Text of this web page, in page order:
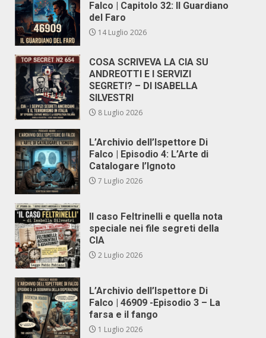
Falco | Capitolo 32: Il Guardiano
del Faro
14 Luglio 2026
COSA SCRIVEVA LA CIA SU
ANDREOTTI E I SERVIZI
SEGRETI? – DI ISABELLA
SILVESTRI
8 Luglio 2026
L’Archivio dell’Ispettore Di
Falco | Episodio 4: L’Arte di
Catalogare l’Ignoto
7 Luglio 2026
Il caso Feltrinelli e quella nota
speciale nei file segreti della
CIA
2 Luglio 2026
L’Archivio dell’Ispettore Di
Falco | 46909 -Episodio 3 – La
farsa e il fango
1 Luglio 2026